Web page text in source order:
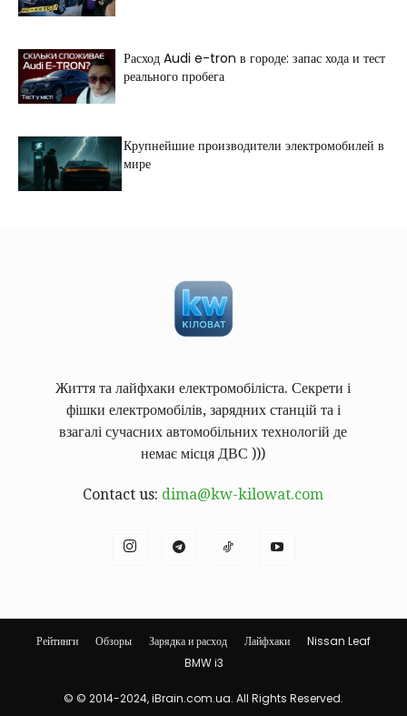
Расход Audi e-tron в городе: запас хода и тест
реального пробега
Крупнейшие производители электромобилей в
мире
Життя та лайфхаки електромобіліста. Секрети і
фішки електромобілів, зарядних станцій та і
взагалі сучасних автомобільних технологій де
немає місця ДВС )))
Contact us: dima@kw-kilowat.com
Рейтинги Обзоры Зарядка и расход Лайфхаки
Nissan Leaf
BMW i3
© © 2014-2024, iBrain.com.ua. All Rights Reserved.